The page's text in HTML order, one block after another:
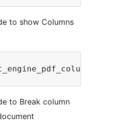
to show Columns
to Break column